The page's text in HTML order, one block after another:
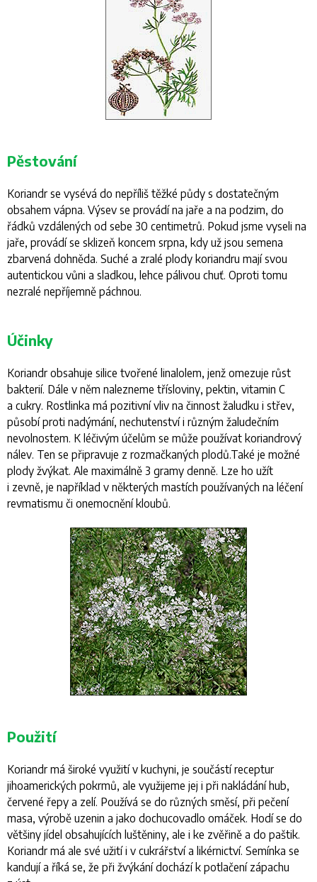
Pěstování
Koriandr se vysévá do nepříliš těžké půdy s dostatečným
obsahem vápna. Výsev se provádí na jaře a na podzim, do
řádků vzdálených od sebe 30 centimetrů. Pokud jsme vyseli na
jaře, provádí se sklizeň koncem srpna, kdy už jsou semena
zbarvená dohněda. Suché a zralé plody koriandru mají svou
autentickou vůni a sladkou, lehce pálivou chuť. Oproti tomu
nezralé nepříjemně páchnou.
Účinky
Koriandr obsahuje silice tvořené linalolem, jenž omezuje růst
bakterií. Dále v něm nalezneme třísloviny, pektin, vitamin C
a cukry. Rostlinka má pozitivní vliv na činnost žaludku i střev,
působí proti nadýmání, nechutenství i různým žaludečním
nevolnostem. K léčivým účelům se může používat koriandrový
nálev. Ten se připravuje z rozmačkaných plodů.Také je možné
plody žvýkat. Ale maximálně 3 gramy denně. Lze ho užít
i zevně, je například v některých mastích používaných na léčení
revmatismu či onemocnění kloubů.
Použití
Koriandr má široké využití v kuchyni, je součástí receptur
jihoamerických pokrmů, ale využijeme jej i při nakládání hub,
červené řepy a zelí. Používá se do různých směsí, při pečení
masa, výrobě uzenin a jako dochucovadlo omáček. Hodí se do
většiny jídel obsahujících luštěniny, ale i ke zvěřině a do paštik.
Koriandr má ale své užití i v cukrářství a likérnictví. Semínka se
kandují a říká se, že při žvýkání dochází k potlačení zápachu